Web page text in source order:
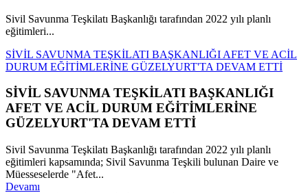
Sivil Savunma Teşkilatı Başkanlığı tarafından 2022 yılı planlı
eğitimleri...
SİVİL SAVUNMA TEŞKİLATI BAŞKANLIĞI AFET VE ACİL
DURUM EĞİTİMLERİNE GÜZELYURT'TA DEVAM ETTİ
SİVİL SAVUNMA TEŞKİLATI BAŞKANLIĞI
AFET VE ACİL DURUM EĞİTİMLERİNE
GÜZELYURT'TA DEVAM ETTİ
Sivil Savunma Teşkilatı Başkanlığı tarafından 2022 yılı planlı
eğitimleri kapsamında; Sivil Savunma Teşkili bulunan Daire ve
Müesseselerde "Afet...
Devamı